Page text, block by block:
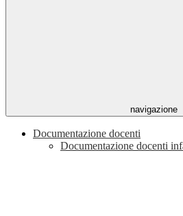
navigazione
Documentazione docenti
Documentazione docenti